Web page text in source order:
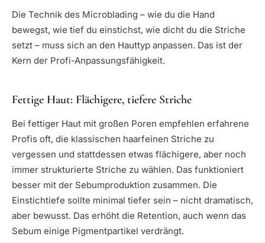
Die Technik des Microblading – wie du die Hand
bewegst, wie tief du einstichst, wie dicht du die Striche
setzt – muss sich an den Hauttyp anpassen. Das ist der
Kern der Profi-Anpassungsfähigkeit.
Fettige Haut: Flächigere, tiefere Striche
Bei fettiger Haut mit großen Poren empfehlen erfahrene
Profis oft, die klassischen haarfeinen Striche zu
vergessen und stattdessen etwas flächigere, aber noch
immer strukturierte Striche zu wählen. Das funktioniert
besser mit der Sebumproduktion zusammen. Die
Einstichtiefe sollte minimal tiefer sein – nicht dramatisch,
aber bewusst. Das erhöht die Retention, auch wenn das
Sebum einige Pigmentpartikel verdrängt.